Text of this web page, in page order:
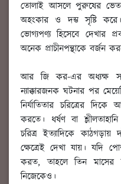
তোলাই আসলে পুরুষের ভেতর
অহংকার ও দম্ভ সৃষ্টি করে।
ভোগ্যপণ্য হিসেবে দেখার
অনেক প্রাচীনপন্থাকে বর্জন
আর জি কর-এর অধ্যক্ষ
ন্যাক্কারজনক ঘটনার পর
নির্যাতিতার চরিত্রের
করতে। ধর্ষণ বা
চরিত্র ইত্যাদিকে
ক্ষেত্রেই দেখা যায়। যদি
করত, তাহলে তিন মাসের
নিজেকেও।